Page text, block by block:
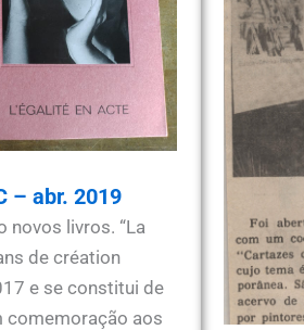
– abr. 2019
novos livros. “La
de création
e se constitui de
comemoração aos